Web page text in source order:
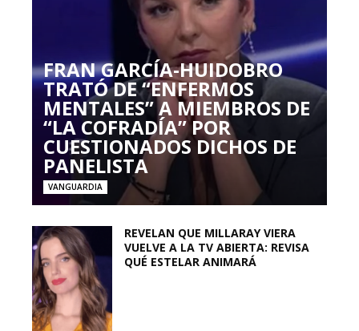
FRAN GARCÍA-HUIDOBRO
TRATÓ DE “ENFERMOS
MENTALES” A MIEMBROS DE
“LA COFRADÍA” POR
CUESTIONADOS DICHOS DE
PANELISTA
VANGUARDIA
REVELAN QUE MILLARAY VIERA
VUELVE A LA TV ABIERTA: REVISA
QUÉ ESTELAR ANIMARÁ